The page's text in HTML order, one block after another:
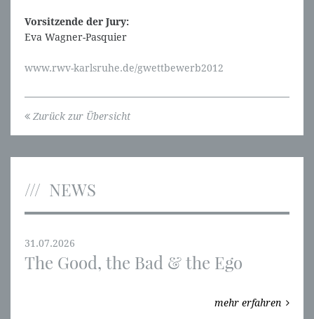
Vorsitzende der Jury:
Eva Wagner-Pasquier
www.rwv-karlsruhe.de/gwettbewerb2012
Zurück zur Übersicht
NEWS
31.07.2026
The Good, the Bad & the Ego
mehr erfahren